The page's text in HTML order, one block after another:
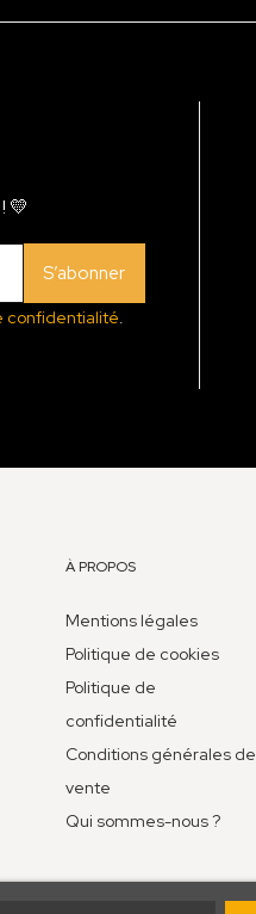
💛
S’abonner
confidentialité
À PROPOS
Mentions légales
Politique de cookies
Politique de
confidentialité
Conditions générales de
vente
Qui sommes-nous ?